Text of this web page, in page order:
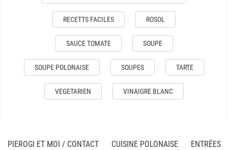
RECETTS FACILES ROSOL
SAUCE TOMATE SOUPE
SOUPE POLONAISE SOUPES TARTE
VEGETARIEN VINAIGRE BLANC
PIEROGI ET MOI / CONTACT CUISINE POLONAISE ENTRÉES